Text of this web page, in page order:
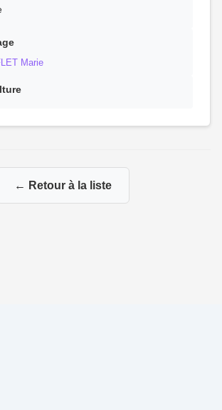
Marie
← Retour à la liste